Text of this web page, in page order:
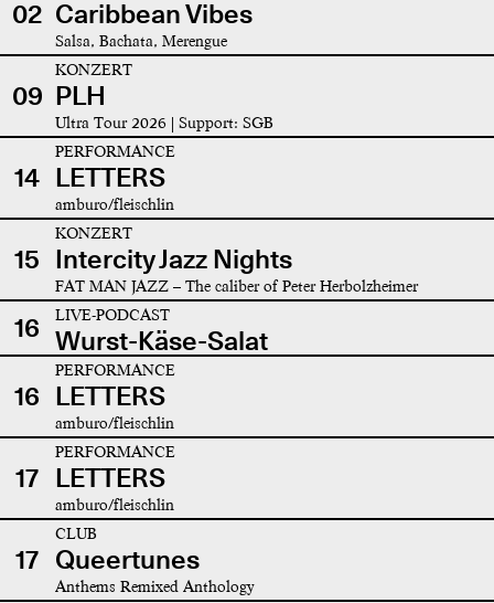
02 Caribbean Vibes
Salsa, Bachata, Merengue
09
KONZERT
PLH
Ultra Tour 2026 | Support: SGB
14
PERFORMANCE
LETTERS
amburo/fleischlin
15
KONZERT
Intercity Jazz Nights
FAT MAN JAZZ – The caliber of Peter Herbolzheimer
16 LIVE-PODCAST
Wurst-Käse-Salat
16
PERFORMANCE
LETTERS
amburo/fleischlin
17
PERFORMANCE
LETTERS
amburo/fleischlin
17
CLUB
Queertunes
Anthems Remixed Anthology